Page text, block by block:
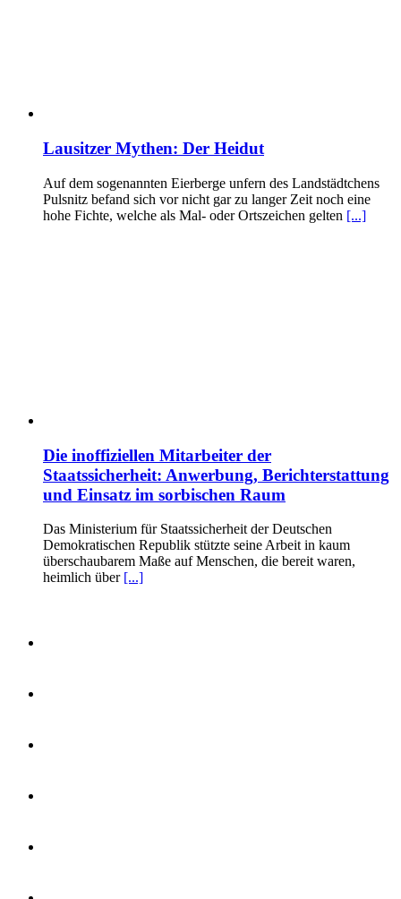
Lausitzer Mythen: Der Heidut
Auf dem sogenannten Eierberge unfern des Landstädtchens
Pulsnitz befand sich vor nicht gar zu langer Zeit noch eine
hohe Fichte, welche als Mal- oder Ortszeichen gelten [...]
Die inoffiziellen Mitarbeiter der
Staatssicherheit: Anwerbung, Berichterstattung
und Einsatz im sorbischen Raum
Das Ministerium für Staatssicherheit der Deutschen
Demokratischen Republik stützte seine Arbeit in kaum
überschaubarem Maße auf Menschen, die bereit waren,
heimlich über [...]